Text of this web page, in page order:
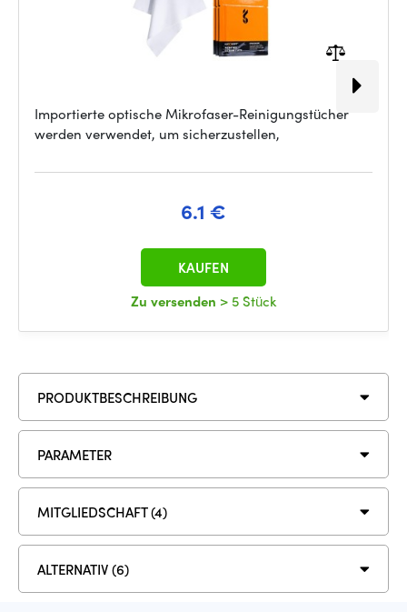
Importierte optische Mikrofaser-Reinigungstücher
werden verwendet, um sicherzustellen,
6.1 €
Zu versenden > 5 Stück
KAUFEN
PRODUKTBESCHREIBUNG
PARAMETER
MITGLIEDSCHAFT (4)
ALTERNATIV (6)